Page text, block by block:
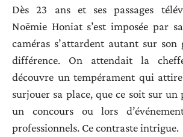
Dès 23 ans et ses passages
Noëmie Honiat s’est imposée par
caméras s’attardent autant sur son
différence. On attendait la
découvre un tempérament qui
surjouer sa place, que ce soit sur un
un concours ou lors
professionnels. Ce contraste intrigue.